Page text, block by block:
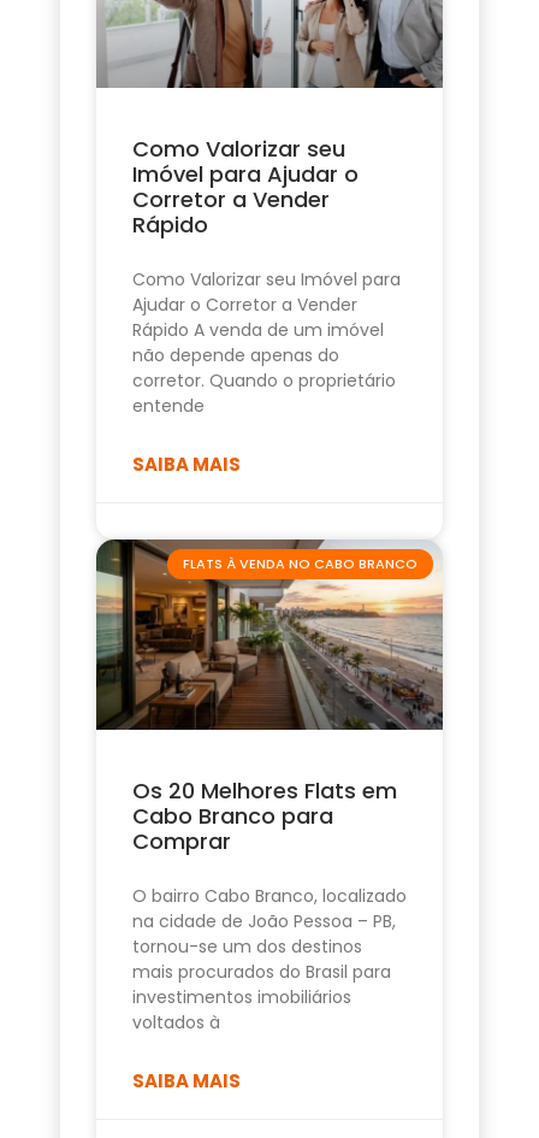
Como Valorizar seu
Imóvel para Ajudar o
Corretor a Vender
Rápido
Como Valorizar seu Imóvel para
Ajudar o Corretor a Vender
Rápido A venda de um imóvel
não depende apenas do
corretor. Quando o proprietário
entende
SAIBA MAIS
FLATS À VENDA NO CABO BRANCO
Os 20 Melhores Flats em
Cabo Branco para
Comprar
O bairro Cabo Branco, localizado
na cidade de João Pessoa – PB,
tornou-se um dos destinos
mais procurados do Brasil para
investimentos imobiliários
voltados à
SAIBA MAIS